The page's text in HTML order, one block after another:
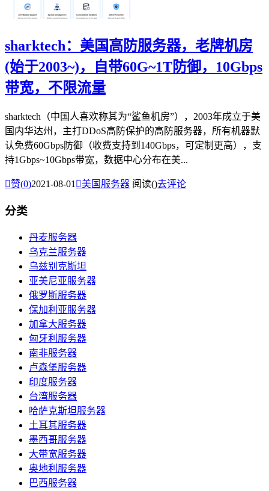
sharktech：美国高防服务器，老牌机房
(始于2003~)，自带60G~1T防御，10Gbps
带宽，不限流量
sharktech（中国人喜欢称其为“鲨鱼机房”），2003年成立于美
国内华达州，主打DDoS高防保护的高防服务器，所有机器默
认免费60Gbps防御（收费支持到140Gbps，可定制更高），支
持1Gbps~10Gbps带宽，数据中心分布在美...
赞(0)2021-08-01美国服务器 阅读()去评论
分类
丹麦服务器
乌克兰服务器
乌兹别克斯坦
亚美尼亚服务器
俄罗斯服务器
保加利亚服务器
加拿大服务器
匈牙利服务器
南非服务器
卢森堡服务器
印度服务器
台湾服务器
哈萨克斯坦服务器
土耳其服务器
墨西哥服务器
大带宽服务器
奥地利服务器
巴西服务器